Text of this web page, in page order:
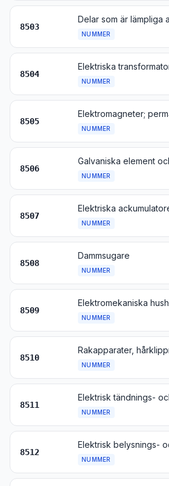
8503
NUMMER
8504
NUMMER
8505
NUMMER
8506
Galvaniska element
NUMMER
8507
NUMMER
8508
Dammsugare
NUMMER
8509
NUMMER
8510
NUMMER
8511
NUMMER
8512
NUMMER